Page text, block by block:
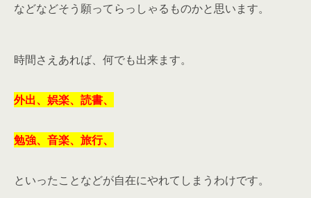
などなどそう願ってらっしゃるものかと思います。
時間さえあれば、何でも出来ます。
外出、娯楽、読書、
勉強、音楽、旅行、
といったことなどが自在にやれてしまうわけです。